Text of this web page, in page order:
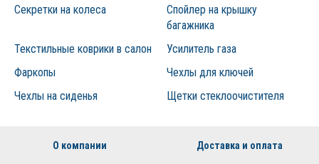
Секретки на колеса
Спойлер на крышку
багажника
Текстильные коврики в салон
Усилитель газа
Фаркопы
Чехлы для ключей
Чехлы на сиденья
Щетки стеклоочистителя
О компании Доставка и оплата